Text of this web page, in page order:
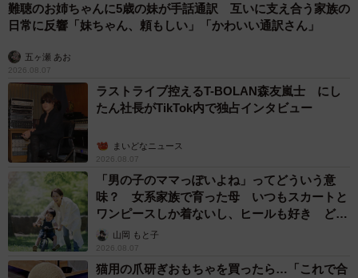
難聴のお姉ちゃんに5歳の妹が手話通訳 互いに支え合う家族の
日常に反響「妹ちゃん、頼もしい」「かわいい通訳さん」
五ヶ瀬 あお
2026.08.07
ラストライブ控えるT-BOLAN森友嵐士 にし
たん社長がTikTok内で独占インタビュー
まいどなニュース
2026.08.07
「男の子のママっぽいよね」ってどういう意
味？ 女系家族で育った母 いつもスカートと
ワンピースしか着ないし、ヒールも好き どの
へんが…
山岡 もと子
2026.08.07
猫用の爪研ぎおもちゃを買ったら…「これで合